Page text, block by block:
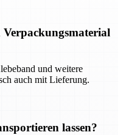
und weitere
auch mit Lieferung.
lassen?